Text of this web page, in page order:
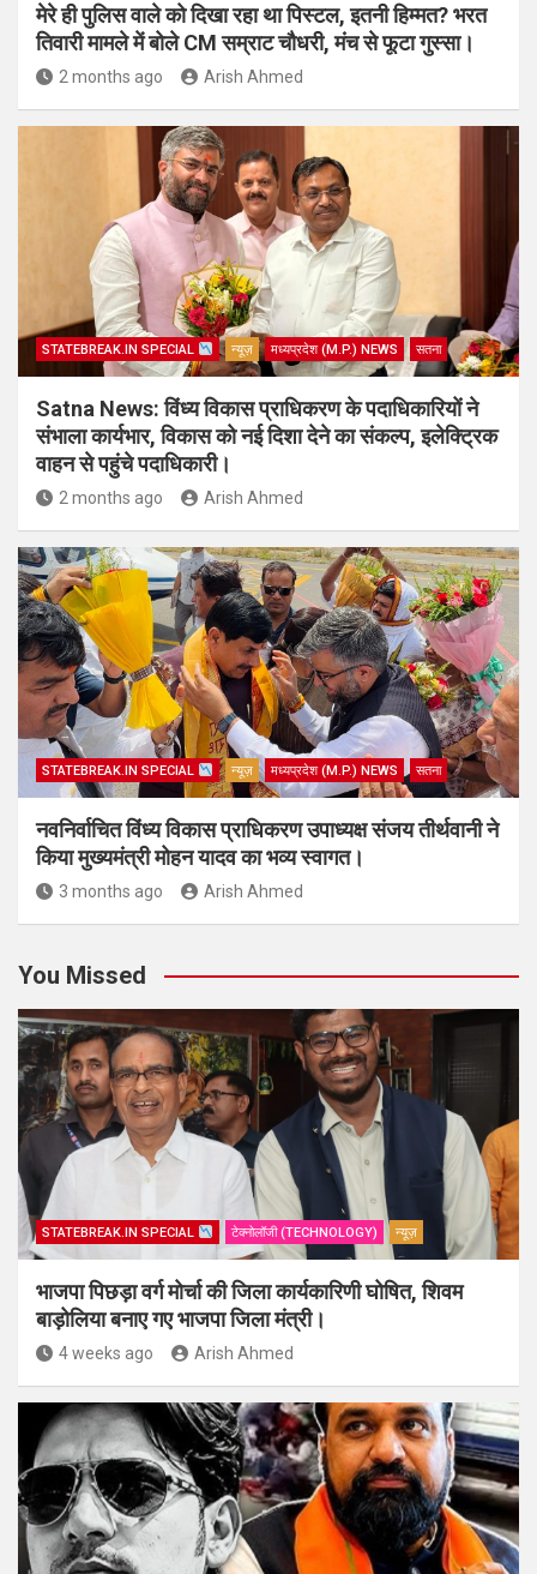
मेरे ही पुलिस वाले को दिखा रहा था पिस्टल, इतनी हिम्मत? भरत
तिवारी मामले में बोले CM सम्राट चौधरी, मंच से फूटा गुस्सा।
2 months ago Arish Ahmed
STATEBREAK.IN SPECIAL न्यूज़ मध्यप्रदेश (M.P.) NEWS सतना
Satna News: विंध्य विकास प्राधिकरण के पदाधिकारियों ने
संभाला कार्यभार, विकास को नई दिशा देने का संकल्प, इलेक्ट्रिक
वाहन से पहुंचे पदाधिकारी।
2 months ago Arish Ahmed
STATEBREAK.IN SPECIAL न्यूज़ मध्यप्रदेश (M.P.) NEWS सतना
नवनिर्वाचित विंध्य विकास प्राधिकरण उपाध्यक्ष संजय तीर्थवानी ने
किया मुख्यमंत्री मोहन यादव का भव्य स्वागत।
3 months ago Arish Ahmed
You Missed
STATEBREAK.IN SPECIAL टेक्नोलॉजी (TECHNOLOGY) न्यूज़
भाजपा पिछड़ा वर्ग मोर्चा की जिला कार्यकारिणी घोषित, शिवम
बाड़ोलिया बनाए गए भाजपा जिला मंत्री।
4 weeks ago Arish Ahmed